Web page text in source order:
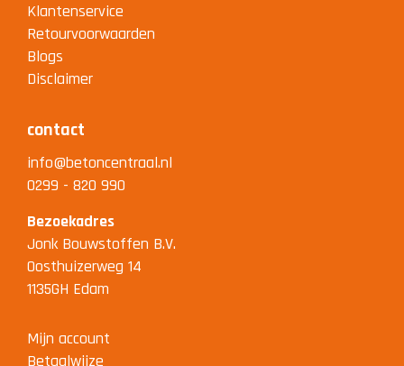
Klantenservice
Retourvoorwaarden
Blogs
Disclaimer
contact
info@betoncentraal.nl
0299 - 820 990
Bezoekadres
Jonk Bouwstoffen B.V.
Oosthuizerweg 14
1135GH Edam
Mijn account
Betaalwijze